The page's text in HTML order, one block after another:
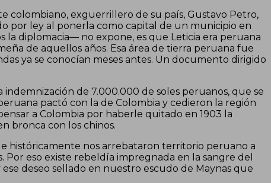
colombiano, exguerrillero de su país, Gustavo Petro,
por ley al ponerla como capital de un municipio en
diplomacia— no expone, es que Leticia era peruana
de aquellos años. Esa área de tierra peruana fue
ya se conocían meses antes. Un documento dirigido
de 7.000.000 de soles peruanos, que se
pactó con la de Colombia y cedieron la región
a Colombia por haberle quitado en 1903 la
bronca con los chinos.
históricamente nos arrebataron territorio peruano a
Por eso existe rebeldía impregnada en la sangre del
deseo sellado en nuestro escudo de Maynas que